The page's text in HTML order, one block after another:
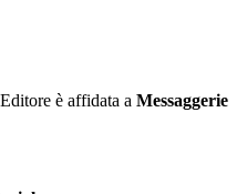
è affidata a Messaggerie